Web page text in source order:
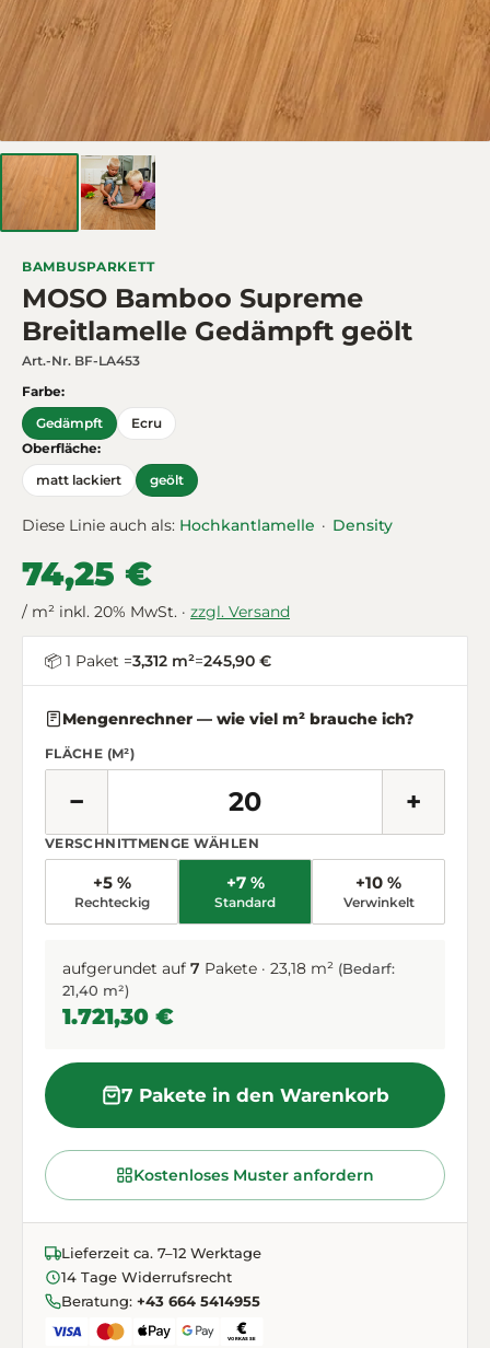
BAMBUSPARKETT
MOSO Bamboo Supreme
Breitlamelle Gedämpft geölt
Art.-Nr. BF-LA453
Farbe:
Gedämpft
Ecru
Oberfläche:
matt lackiert
geölt
Diese Linie auch als: Hochkantlamelle · Density
74,25 €
/ m² inkl. 20% MwSt. · zzgl. Versand
📦 1 Paket =3,312 m²=245,90 €
Mengenrechner — wie viel m² brauche ich?
FLÄCHE (M²)
− +
VERSCHNITTMENGE WÄHLEN
+5 %
Rechteckig
+7 %
Standard
+10 %
Verwinkelt
aufgerundet auf 7 Pakete · 23,18 m² (Bedarf:
21,40 m²)
1.721,30 €
7 Pakete in den Warenkorb
Kostenloses Muster anfordern
Lieferzeit ca. 7–12 Werktage
14 Tage Widerrufsrecht
Beratung: +43 664 5414955